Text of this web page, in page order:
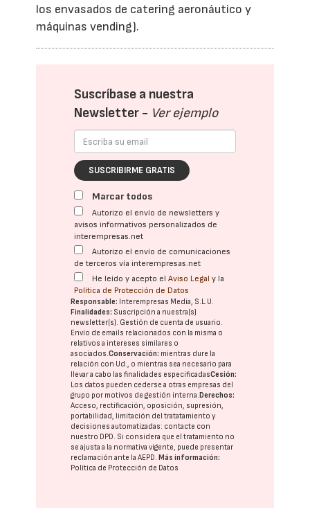
los envasados de catering aeronáutico y
máquinas vending).
Suscríbase a nuestra
Newsletter - Ver ejemplo
SUSCRIBIRME GRATIS
Marcar todos
Autorizo el envío de newsletters y
avisos informativos personalizados de
interempresas.net
Autorizo el envío de comunicaciones
de terceros vía interempresas.net
He leído y acepto elAviso Legal y la
Política de Protección de Datos
Responsable: Interempresas Media, S.L.U.
Finalidades: Suscripción a nuestra(s)
newsletter(s). Gestión de cuenta de usuario.
Envío de emails relacionados con la misma o
relativos a intereses similares o
asociados.Conservación: mientras dure la
relación con Ud., o mientras sea necesario para
llevar a cabo las finalidades especificadasCesión:
Los datos pueden cederse a otras empresas del
grupo por motivos de gestión interna. Derechos:
Acceso, rectificación, oposición, supresión,
portabilidad, limitación del tratatamiento y
decisiones automatizadas: contacte con
nuestro DPD. Si considera que el tratamiento no
se ajusta a la normativa vigente, puede presentar
reclamación ante laAEPD. Más información:
Política de Protección de Datos